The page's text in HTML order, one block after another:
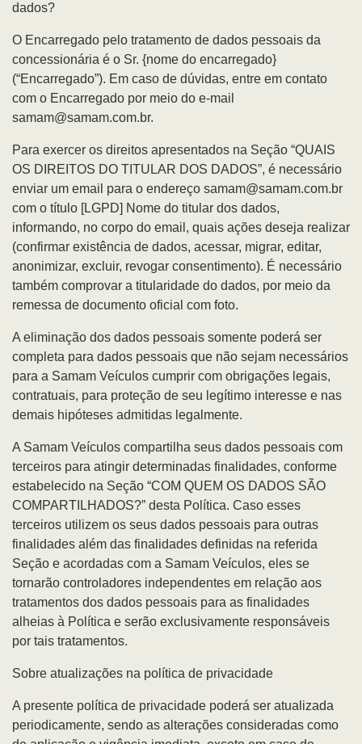
dados?
O Encarregado pelo tratamento de dados pessoais da
concessionária é o Sr. {nome do encarregado}
(“Encarregado”). Em caso de dúvidas, entre em contato
com o Encarregado por meio do e-mail
samam@samam.com.br.
Para exercer os direitos apresentados na Seção “QUAIS
OS DIREITOS DO TITULAR DOS DADOS”, é necessário
enviar um email para o endereço samam@samam.com.br
com o título [LGPD] Nome do titular dos dados,
informando, no corpo do email, quais ações deseja realizar
(confirmar existência de dados, acessar, migrar, editar,
anonimizar, excluir, revogar consentimento). É necessário
também comprovar a titularidade do dados, por meio da
remessa de documento oficial com foto.
A eliminação dos dados pessoais somente poderá ser
completa para dados pessoais que não sejam necessários
para a Samam Veículos cumprir com obrigações legais,
contratuais, para proteção de seu legítimo interesse e nas
demais hipóteses admitidas legalmente.
A Samam Veículos compartilha seus dados pessoais com
terceiros para atingir determinadas finalidades, conforme
estabelecido na Seção “COM QUEM OS DADOS SÃO
COMPARTILHADOS?” desta Política. Caso esses
terceiros utilizem os seus dados pessoais para outras
finalidades além das finalidades definidas na referida
Seção e acordadas com a Samam Veículos, eles se
tornarão controladores independentes em relação aos
tratamentos dos dados pessoais para as finalidades
alheias à Política e serão exclusivamente responsáveis
por tais tratamentos.
Sobre atualizações na política de privacidade
A presente política de privacidade poderá ser atualizada
periodicamente, sendo as alterações consideradas como